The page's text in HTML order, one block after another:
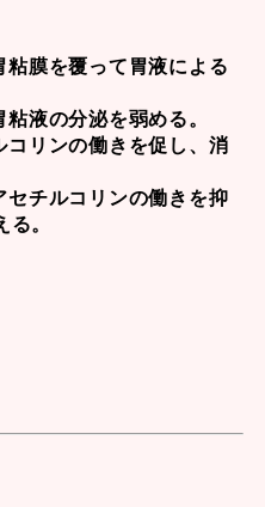
粘膜を覆って胃液による
液の分泌を弱める。
コリンの働きを促し、消
セチルコリンの働きを抑
。